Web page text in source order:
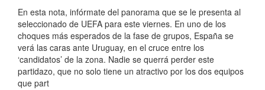
En esta nota, infórmate del panorama que se le presenta al
seleccionado de UEFA para este viernes. En uno de los
choques más esperados de la fase de grupos, España se
verá las caras ante Uruguay, en el cruce entre los
‘candidatos’ de la zona. Nadie se querrá perder este
partidazo, que no solo tiene un atractivo por los dos equipos
que part